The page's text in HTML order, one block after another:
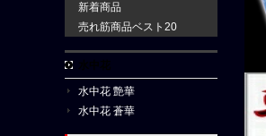
新着商品
売れ筋商品ベスト20
水中花 艶華
水中花 蒼華